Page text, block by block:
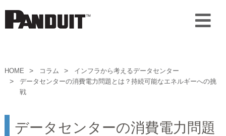
HOME コラム
インフラから考えるデータセンター
データセンターの消費電力問題とは？持続可能なエネルギーへの挑
戦
データセンターの消費電力問題